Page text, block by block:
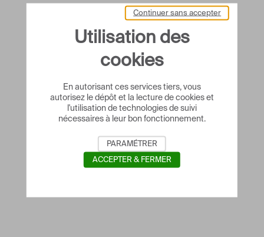
Utilisation des
cookies
En autorisant ces services tiers, vous
autorisez le dépôt et la lecture de cookies et
l'utilisation de technologies de suivi
nécessaires à leur bon fonctionnement.
Continuer sans accepter
PARAMÉTRER
ACCEPTER & FERMER